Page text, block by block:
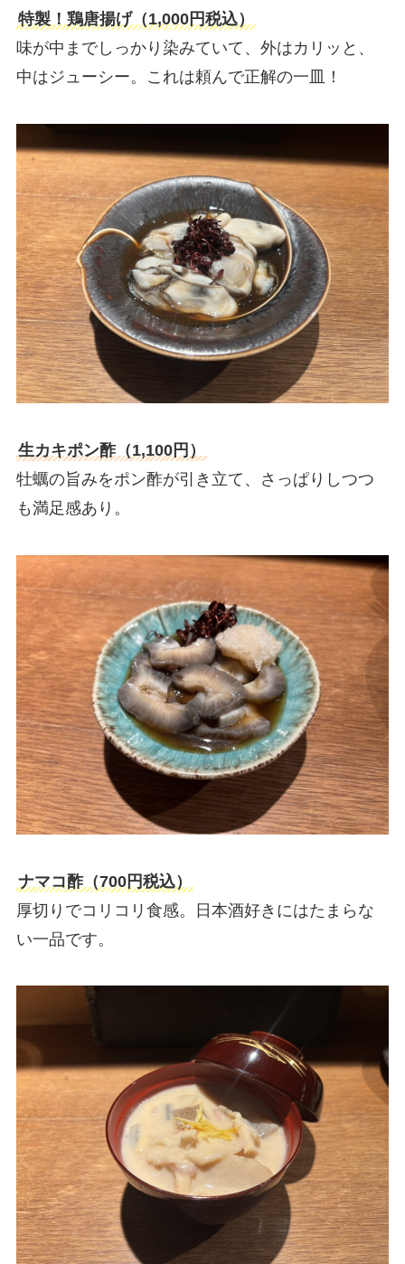
特製！鶏唐揚げ（1,000円税込）
味が中までしっかり染みていて、外はカリッと、
中はジューシー。これは頼んで正解の一皿！
生カキポン酢（1,100円）
牡蠣の旨みをポン酢が引き立て、さっぱりしつつ
も満足感あり。
ナマコ酢（700円税込）
厚切りでコリコリ食感。日本酒好きにはたまらな
い一品です。